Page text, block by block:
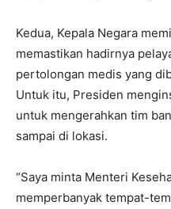
Kedua, Kepala Negara
memastikan hadirnya
pertolongan medis yang
Untuk itu, Presiden
untuk mengerahkan tim
sampai di lokasi.
“Saya minta Menteri
memperbanyak tempat-